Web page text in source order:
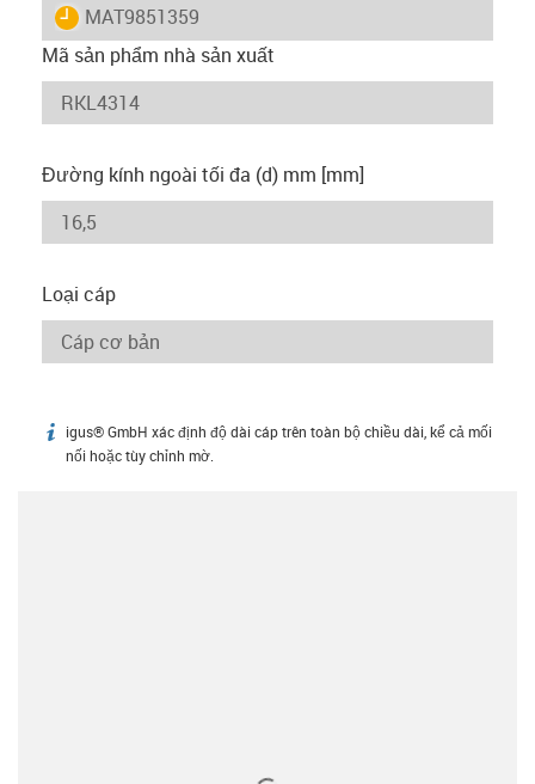
igus-icon-lieferzeit
MAT9851359
Mã sản phẩm nhà sản xuất
Đường kính ngoài tối đa (d) mm [mm]
Loại cáp
igus-icon-info
igus® GmbH xác định độ dài cáp trên toàn bộ chiều dài, kể cả mối
nối hoặc tùy chỉnh mờ.